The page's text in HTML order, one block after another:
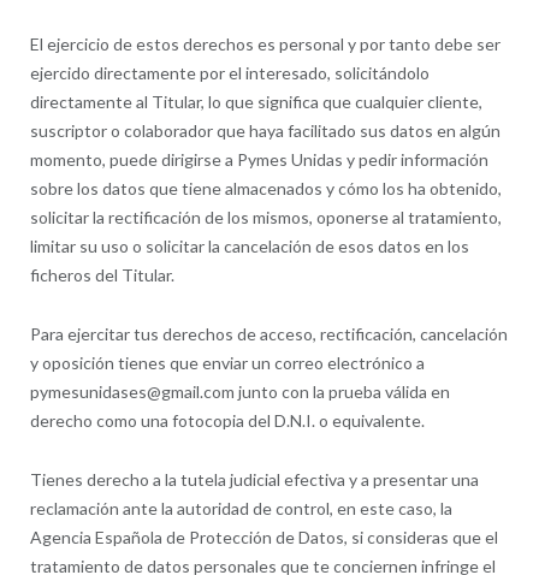
El ejercicio de estos derechos es personal y por tanto debe ser
ejercido directamente por el interesado, solicitándolo
directamente al Titular, lo que significa que cualquier cliente,
suscriptor o colaborador que haya facilitado sus datos en algún
momento, puede dirigirse a Pymes Unidas y pedir información
sobre los datos que tiene almacenados y cómo los ha obtenido,
solicitar la rectificación de los mismos, oponerse al tratamiento,
limitar su uso o solicitar la cancelación de esos datos en los
ficheros del Titular.
Para ejercitar tus derechos de acceso, rectificación, cancelación
y oposición tienes que enviar un correo electrónico a
pymesunidases@gmail.com junto con la prueba válida en
derecho como una fotocopia del D.N.I. o equivalente.
Tienes derecho a la tutela judicial efectiva y a presentar una
reclamación ante la autoridad de control, en este caso, la
Agencia Española de Protección de Datos, si consideras que el
tratamiento de datos personales que te conciernen infringe el